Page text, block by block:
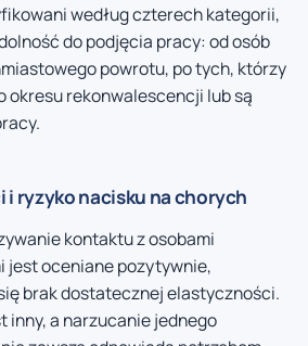
według czterech kategorii,
do podjęcia pracy: od osób
powrotu, po tych, którzy
okresu rekonwalescencji lub są
i ryzyko nacisku na chorych
kontaktu z osobami
jest oceniane pozytywnie,
brak dostatecznej elastyczności.
inny, a narzucanie jednego